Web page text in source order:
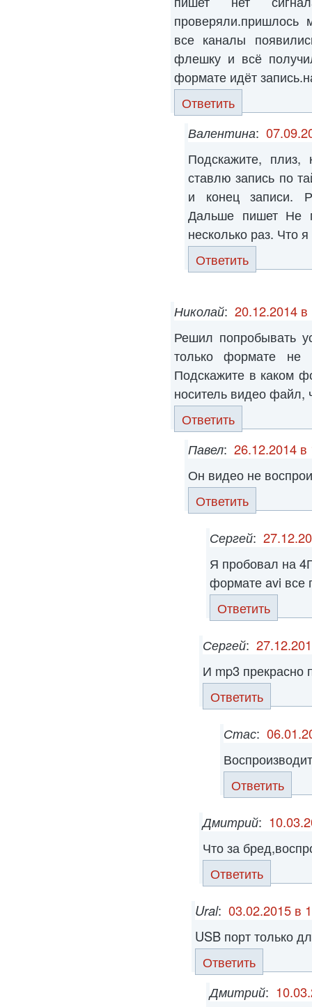
проверяли.пришлось
все каналы
флешку и всё
формате идёт
Ответить
Валентина:
Подскажите,
ставлю запись по
и конец записи.
Дальше пишет Не
несколько раз. Что
Ответить
Николай: 20.12.2014 в
Решил попробывать
только формате
Подскажите в каком
носитель видео файл,
Ответить
Павел: 26.12.2014 в
Он видео не
Ответить
Сергей:
Я пробовал на
формате avi все
Ответить
Сергей:
И mp3 прекрасно
Ответить
Стас:
Ответить
Дмитрий:
Что за
Ответить
Ural: 03.02.2015 в
USB порт только
Ответить
Дмитрий: